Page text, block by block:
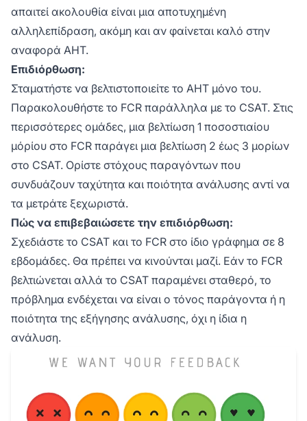
απαιτεί ακολουθία είναι μια αποτυχημένη
αλληλεπίδραση, ακόμη και αν φαίνεται καλό στην
αναφορά AHT.
Επιδιόρθωση:
Σταματήστε να βελτιστοποιείτε το AHT μόνο του.
Παρακολουθήστε το FCR παράλληλα με το CSAT. Στις
περισσότερες ομάδες, μια βελτίωση 1 ποσοστιαίου
μόρίου στο FCR παράγει μια βελτίωση 2 έως 3 μορίων
στο CSAT. Ορίστε στόχους παραγόντων που
συνδυάζουν ταχύτητα και ποιότητα ανάλυσης αντί να
τα μετράτε ξεχωριστά.
Πώς να επιβεβαιώσετε την επιδιόρθωση:
Σχεδιάστε το CSAT και το FCR στο ίδιο γράφημα σε 8
εβδομάδες. Θα πρέπει να κινούνται μαζί. Εάν το FCR
βελτιώνεται αλλά το CSAT παραμένει σταθερό, το
πρόβλημα ενδέχεται να είναι ο τόνος παράγοντα ή η
ποιότητα της εξήγησης ανάλυσης, όχι η ίδια η
ανάλυση.